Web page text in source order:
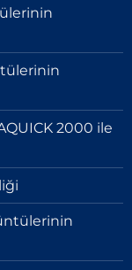
2000 ile